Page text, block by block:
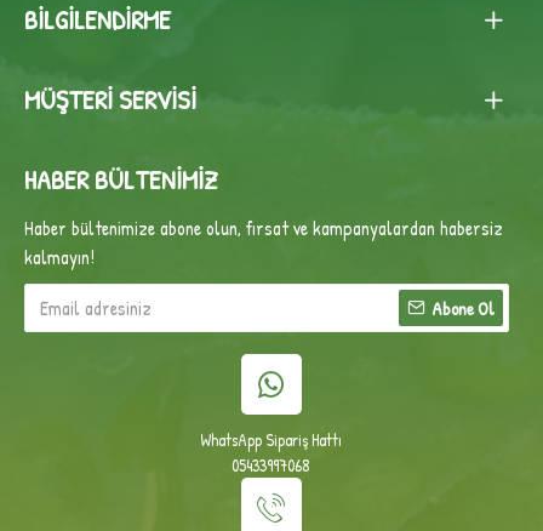
BILGILENDIRME
MÜŞTERI SERVISI
HABER BÜLTENIMIZ
Haber bültenimize abone olun, fırsat ve kampanyalardan habersiz
kalmayın!
Abone Ol
WhatsApp Sipariş Hattı
05433997068